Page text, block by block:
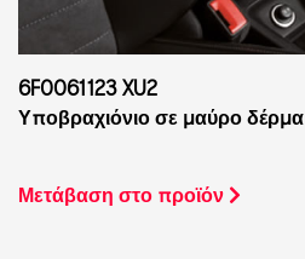
6F0061123 XU2
Υποβραχιόνιο σε μαύρο δέρμα
Μετάβαση στο προϊόν